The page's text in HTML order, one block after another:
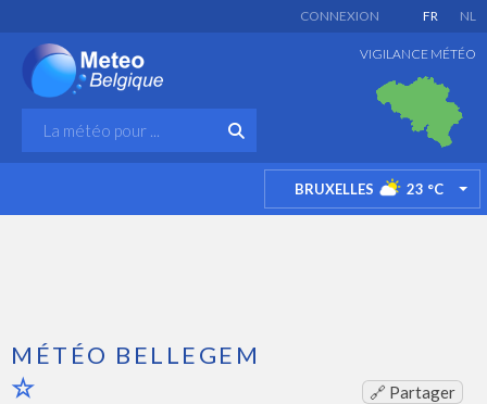
FR NL
CONNEXION
VIGILANCE MÉTÉO
BRUXELLES 23 °C
MÉTÉO BELLEGEM
🔗 Partager